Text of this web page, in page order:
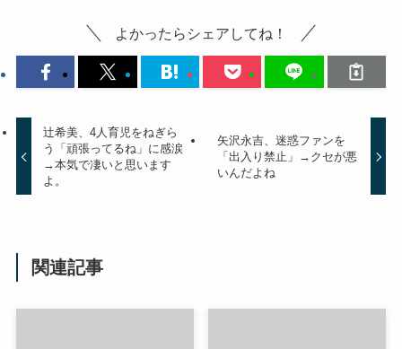
よかったらシェアしてね！
辻希美、4人育児をねぎら
う「頑張ってるね」に感涙
→本気で凄いと思います
よ。
矢沢永吉、迷惑ファンを
「出入り禁止」→クセが悪
いんだよね
関連記事